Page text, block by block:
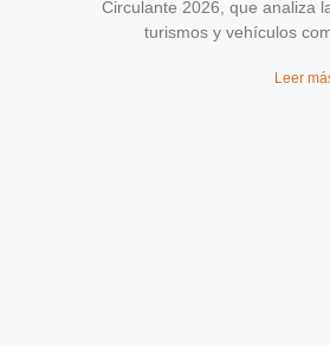
Circulante 2026, que analiza
turismos y vehículos
Leer